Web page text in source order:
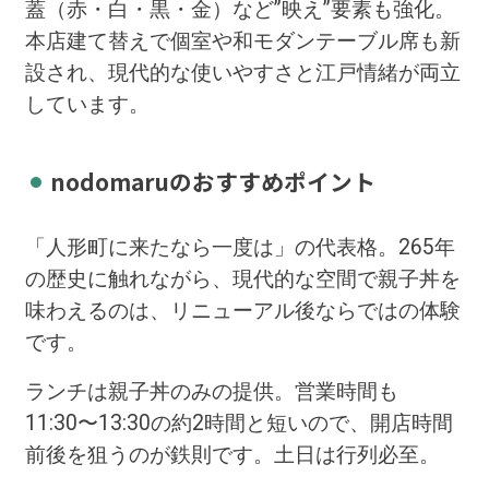
蓋（赤・白・黒・金）など”映え”要素も強化。
本店建て替えで個室や和モダンテーブル席も新
設され、現代的な使いやすさと江戸情緒が両立
しています。
nodomaruのおすすめポイント
「人形町に来たなら一度は」の代表格。265年
の歴史に触れながら、現代的な空間で親子丼を
味わえるのは、リニューアル後ならではの体験
です。
ランチは親子丼のみの提供。営業時間も
11:30〜13:30の約2時間と短いので、開店時間
前後を狙うのが鉄則です。土日は行列必至。